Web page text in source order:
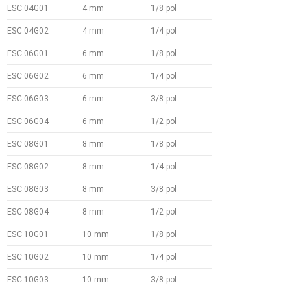
ESC 04G01 4 mm 1/8 pol
ESC 04G02 4 mm 1/4 pol
ESC 06G01 6 mm 1/8 pol
ESC 06G02 6 mm 1/4 pol
ESC 06G03 6 mm 3/8 pol
ESC 06G04 6 mm 1/2 pol
ESC 08G01 8 mm 1/8 pol
ESC 08G02 8 mm 1/4 pol
ESC 08G03 8 mm 3/8 pol
ESC 08G04 8 mm 1/2 pol
ESC 10G01 10 mm 1/8 pol
ESC 10G02 10 mm 1/4 pol
ESC 10G03 10 mm 3/8 pol